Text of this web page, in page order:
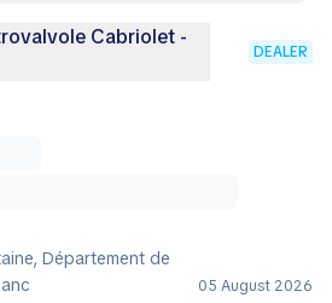
Cabriolet -
DEALER
Département de
05 August 2026